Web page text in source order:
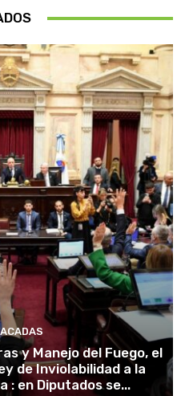
y Manejo del Fuego, el
de Inviolabilidad a la
: en Diputados se...